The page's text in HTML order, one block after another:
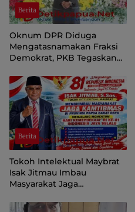
Berita
Oknum DPR Diduga
Mengatasnamakan Fraksi
Demokrat, PKB Tegaskan
Papua Pegunungan
Berita
Tokoh Intelektual Maybrat
Isak Jitmau Imbau
Masyarakat Jaga
81 Kemerdekaan RI